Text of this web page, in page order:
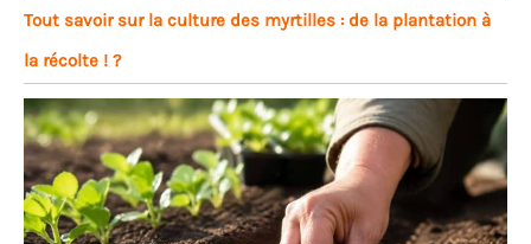
Tout savoir sur la culture des myrtilles : de la plantation à
la récolte ! ?